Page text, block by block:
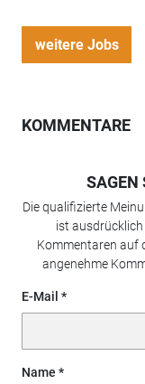
weitere Jobs
KOMMENTARE
SAGEN
Die qualifizierte
ist
Kommentaren auf
angenehme
E-Mail
Name